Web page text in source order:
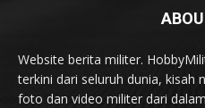
Website berita militer.
terkini dari seluruh dunia, kisah
foto dan video militer dari